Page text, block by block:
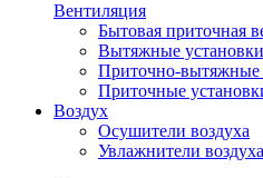
Вентиляция
Бытовая приточная
Вытяжные установки
Приточно-вытяжные
Приточные
Воздух
Осушители воздуха
Увлажнители воздуха